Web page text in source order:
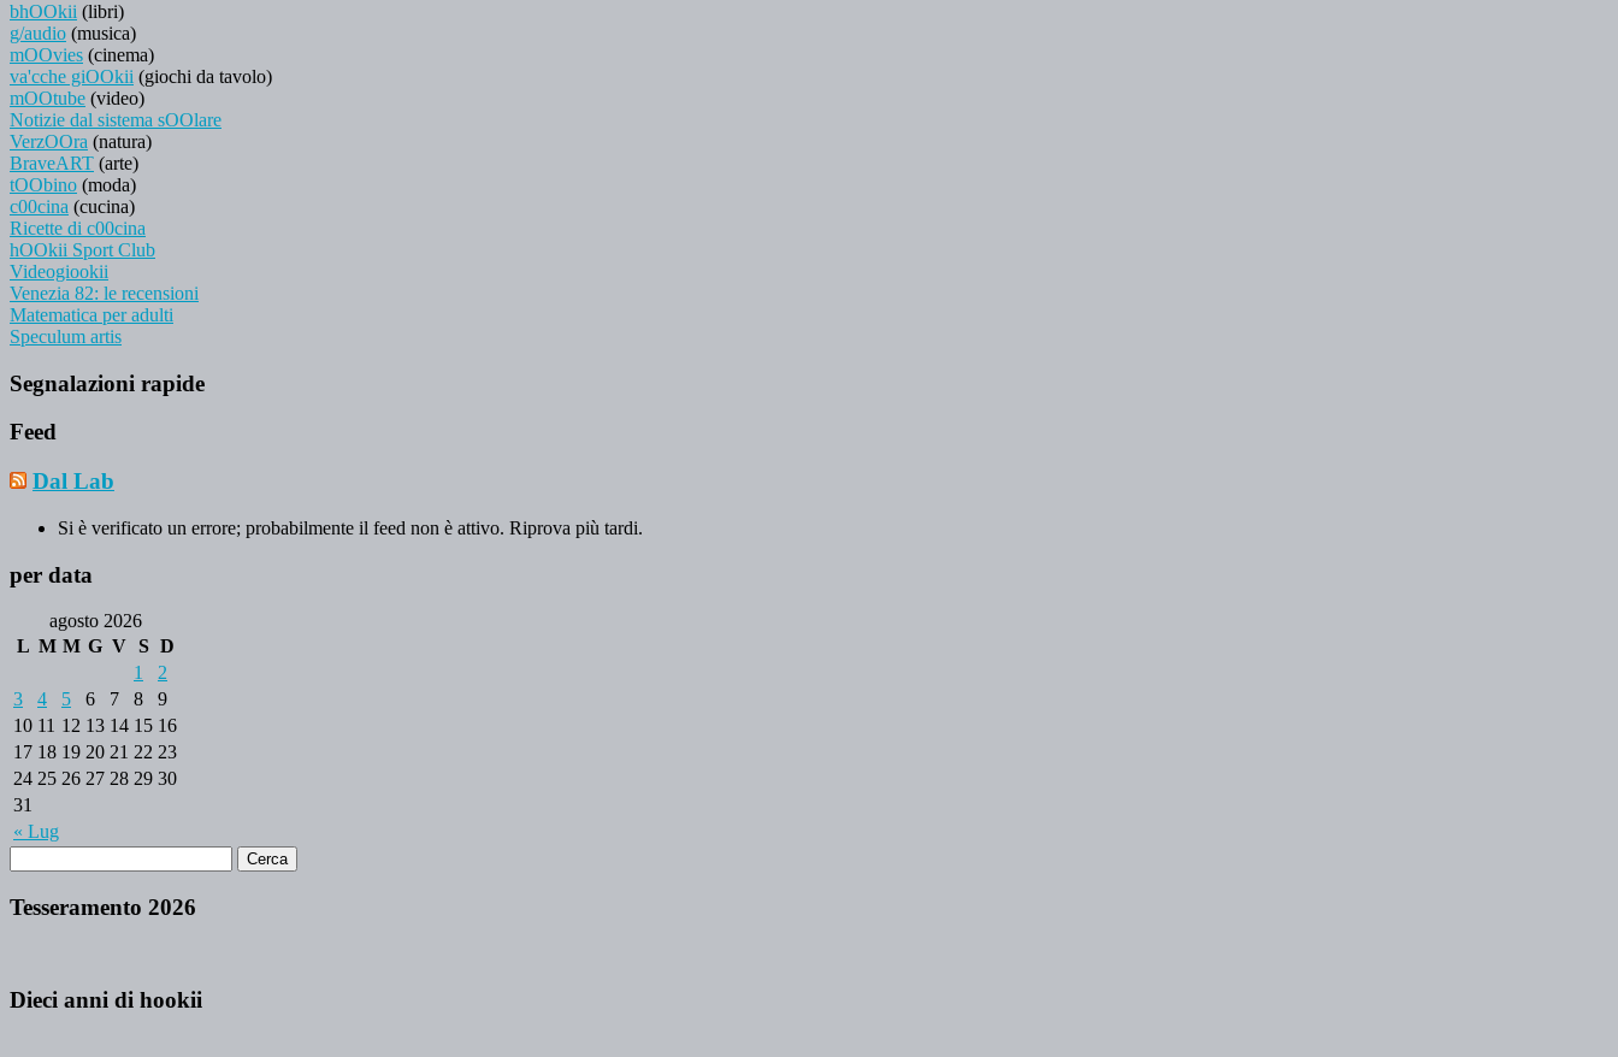
bhOOkii (libri)
g/audio (musica)
mOOvies (cinema)
va'cche giOOkii (giochi da tavolo)
mOOtube (video)
Notizie dal sistema sOOlare
VerzOOra (natura)
BraveART (arte)
tOObino (moda)
c00cina (cucina)
Ricette di c00cina
hOOkii Sport Club
Videogiookii
Venezia 82: le recensioni
Matematica per adulti
Speculum artis
Segnalazioni rapide
Feed
Dal Lab
Si è verificato un errore; probabilmente il feed non è attivo. Riprova più tardi.
per data
agosto 2026
L M M G V S D
« Lug
1
2
3
4 5 6 7 8
9
10 11 12 13 14 15 16
17 18 19 20 21 22 23
24 25 26 27 28 29 30
31
Tesseramento 2026
Dieci anni di hookii